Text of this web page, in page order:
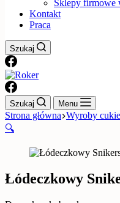
Sklepy firmowe
Kontakt
Praca
Szukaj
Szukaj Menu
Strona główna Wyroby
🔍
Łódeczkowy